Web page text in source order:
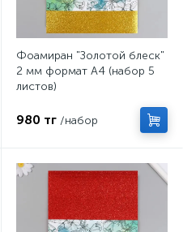
Фоамиран "Золотой блеск"
2 мм формат А4 (набор 5
листов)
980 тг /набор